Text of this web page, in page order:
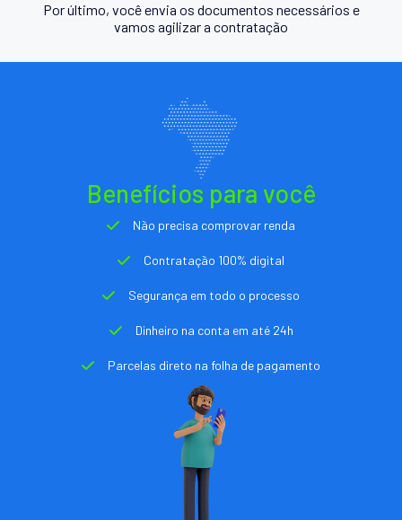
Por último, você envia os documentos necessários e
vamos agilizar a contratação
Benefícios para você
Não precisa comprovar renda
Contratação 100% digital
Segurança em todo o processo
Dinheiro na conta em até 24h
Parcelas direto na folha de pagamento